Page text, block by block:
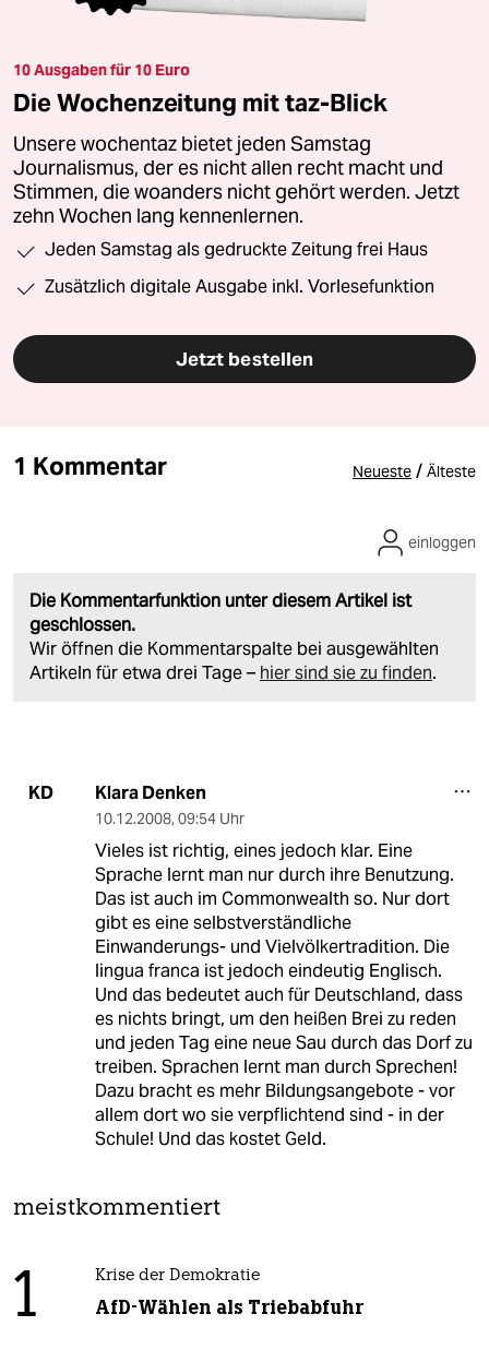
10 Ausgaben für 10 Euro
Die Wochenzeitung mit taz-Blick
Unsere wochentaz bietet jeden Samstag
Journalismus, der es nicht allen recht macht und
Stimmen, die woanders nicht gehört werden. Jetzt
zehn Wochen lang kennenlernen.
Jeden Samstag als gedruckte Zeitung frei Haus
Zusätzlich digitale Ausgabe inkl. Vorlesefunktion
Jetzt bestellen
1 Kommentar Neueste / Älteste
Die Kommentarfunktion unter diesem Artikel ist
geschlossen.
Wir öffnen die Kommentarspalte bei ausgewählten
Artikeln für etwa drei Tage – hier sind sie zu finden.
einloggen
KD Klara Denken
10.12.2008, 09:54 Uhr
Vieles ist richtig, eines jedoch klar. Eine
Sprache lernt man nur durch ihre Benutzung.
Das ist auch im Commonwealth so. Nur dort
gibt es eine selbstverständliche
Einwanderungs- und Vielvölkertradition. Die
lingua franca ist jedoch eindeutig Englisch.
Und das bedeutet auch für Deutschland, dass
es nichts bringt, um den heißen Brei zu reden
und jeden Tag eine neue Sau durch das Dorf zu
treiben. Sprachen lernt man durch Sprechen!
Dazu bracht es mehr Bildungsangebote - vor
allem dort wo sie verpflichtend sind - in der
Schule! Und das kostet Geld.
meistkommentiert
1 Krise der Demokratie
AfD-Wählen als Triebabfuhr